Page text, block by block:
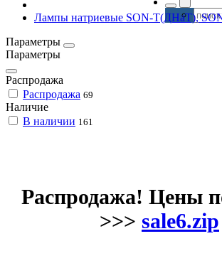
Лампы натриевые SON-T(ДНаТ),
Параметры
Параметры
Распродажа
Распродажа 69
Наличие
В наличии 161
Распродажа! Цены
>>> sale6.zip